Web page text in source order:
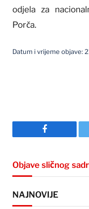
odjela za
Porča.
Datum i vrijeme objave:
Facebook
Objave sličnog
NAJNOVIJE